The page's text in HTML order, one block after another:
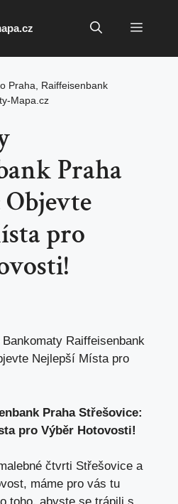
Menu
Praha
Raiffeisenbank
Mapa.cz
Praha
Objevte
pro
Bankomaty Raiffeisenbank
Nejlepší Místa pro
Praha Střešovice:
pro Výběr Hotovosti!
čtvrti Střešovice a
máme pro vás tu